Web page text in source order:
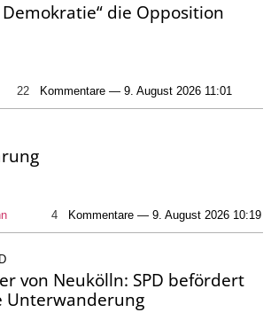
die Opposition
22 Kommentare — 9. August 2026 11:01
4 Kommentare — 9. August 2026 10:19
von Neukölln: SPD befördert
Unterwanderung